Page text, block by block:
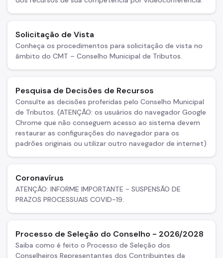
Parcelamento de Tributos
Processos Administrativos
Regularidade das UO's
SAV - Solução de Atendimento Virtual
Serviço de Valet
SIMBA - Sistema de Movimentação Bancária
Sistema de Créditos - OTTCs
Taxa de Resíduos Sólidos
Solicitação de Vista
Conheça os procedimentos para solicitação de vista no
âmbito do CMT – Conselho Municipal de Tributos.
Pesquisa de Decisões de Recursos
Consulte as decisões proferidas pelo Conselho Municipal
de Tributos. (ATENÇÃO: os usuários do navegador Google
Chrome que não conseguem acesso ao sistema devem
restaurar as configurações do navegador para os
padrões originais ou utilizar outro navegador de internet)
Coronavírus
ATENÇÃO: INFORME IMPORTANTE - SUSPENSÃO DE
PRAZOS PROCESSUAIS COVID-19.
Processo de Seleção do Conselho - 2026/2028
Saiba como é feito o Processo de Seleção dos
Conselheiros Representantes dos Contribuintes da